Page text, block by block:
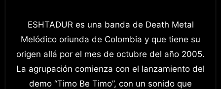
ESHTADUR es una banda de Death Metal
Melódico oriunda de Colombia y que tiene su
origen allá por el mes de octubre del año 2005.
La agrupación comienza con el lanzamiento del
demo “Timo Be Timo”, con un sonido que